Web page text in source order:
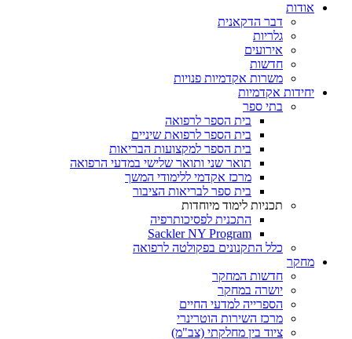
אודות
דבר הדקאנית
גלריות
אירועים
חדשות
משרות אקדמיות פנויות
יחידות אקדמיות
בתי ספר
בית הספר לרפואה
בית הספר לרפואת שיניים
בית הספר למקצועות הבריאות
תואר שני ותואר שלישי במדעי הרפואה
מרכז אקדמי ללימודי המשך
בית ספר לבריאות הציבור
תכניות לימוד מיוחדות
התכנית לפסיכותרפיה
Sackler NY Program
כלל התקנונים בפקולטה לרפואה
מחקר
חדשות המחקר
יושרה במחקר
הספרייה למדעי החיים
מרכז השירות הוטרינרי
ציוד בין מחלקתי (צב"מ)